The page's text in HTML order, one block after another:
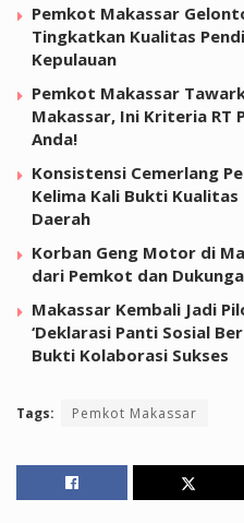
Pemkot Makassar
Tingkatkan Kualitas
Kepulauan
Pemkot Makassar
Makassar, Ini Kriteria RT
Anda!
Konsistensi Cemerlang
Kelima Kali Bukti Kualitas
Daerah
Korban Geng Motor di
dari Pemkot dan
Makassar Kembali Jadi
‘Deklarasi Panti Sosial
Bukti Kolaborasi Sukses
Tags: Pemkot Makassar